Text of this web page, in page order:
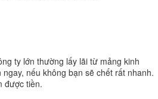
ty lớn thường lấy lãi từ mảng kinh
nếu không bạn sẽ chết rất nhanh.
được tiền.